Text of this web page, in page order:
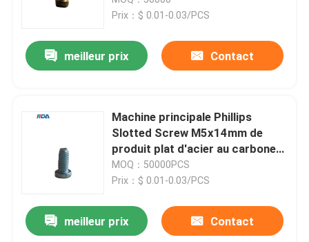
Vis d'écrou de sortilège
Vis de machine auto-fileteuse
Phillips Machine Screws
Prix：$ 0.01-0.03/PCS
meilleur prix Contact
Machine principale Phillips
Slotted Screw M5x14mm de
produit plat d'acier au carbone
IATF16949
MOQ：50000PCS
Prix：$ 0.01-0.03/PCS
meilleur prix Contact